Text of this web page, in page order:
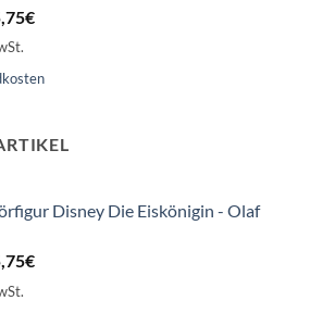
€Aktueller
15,75€.
Disney Die Eiskönigin - Olaf
€Aktueller